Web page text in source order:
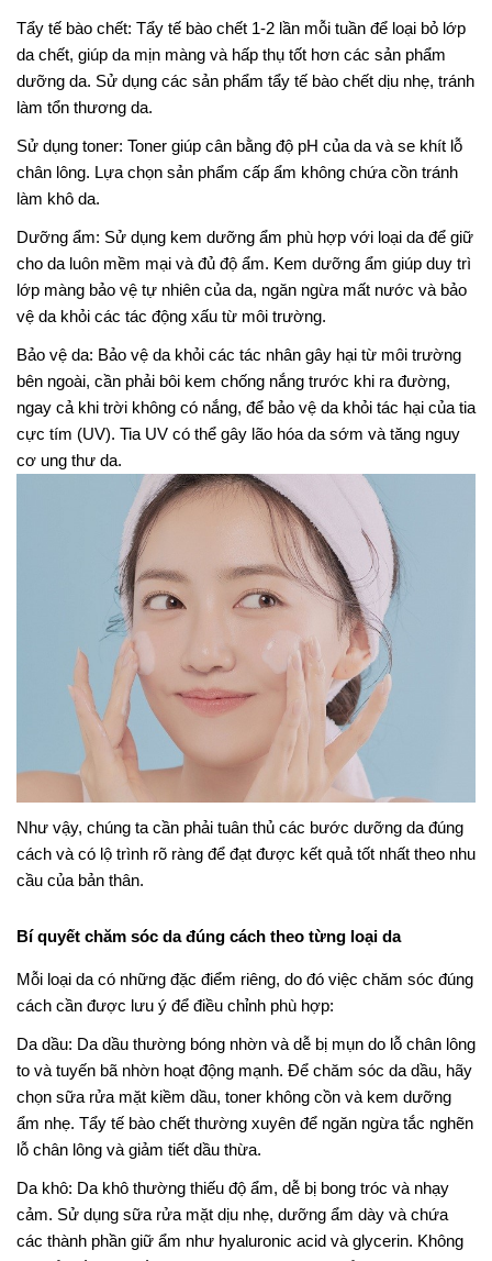
Tẩy tế bào chết: Tẩy tế bào chết 1-2 lần mỗi tuần để loại bỏ lớp
da chết, giúp da mịn màng và hấp thụ tốt hơn các sản phẩm
dưỡng da. Sử dụng các sản phẩm tẩy tế bào chết dịu nhẹ, tránh
làm tổn thương da.
Sử dụng toner: Toner giúp cân bằng độ pH của da và se khít lỗ
chân lông. Lựa chọn sản phẩm cấp ẩm không chứa cồn tránh
làm khô da.
Dưỡng ẩm: Sử dụng kem dưỡng ẩm phù hợp với loại da để giữ
cho da luôn mềm mại và đủ độ ẩm. Kem dưỡng ẩm giúp duy trì
lớp màng bảo vệ tự nhiên của da, ngăn ngừa mất nước và bảo
vệ da khỏi các tác động xấu từ môi trường.
Bảo vệ da: Bảo vệ da khỏi các tác nhân gây hại từ môi trường
bên ngoài, cần phải bôi kem chống nắng trước khi ra đường,
ngay cả khi trời không có nắng, để bảo vệ da khỏi tác hại của tia
cực tím (UV). Tia UV có thể gây lão hóa da sớm và tăng nguy
cơ ung thư da.
Như vậy, chúng ta cần phải tuân thủ các bước dưỡng da đúng
cách và có lộ trình rõ ràng để đạt được kết quả tốt nhất theo nhu
cầu của bản thân.
Bí quyết chăm sóc da đúng cách theo từng loại da
Mỗi loại da có những đặc điểm riêng, do đó việc chăm sóc đúng
cách cần được lưu ý để điều chỉnh phù hợp:
Da dầu: Da dầu thường bóng nhờn và dễ bị mụn do lỗ chân lông
to và tuyến bã nhờn hoạt động mạnh. Để chăm sóc da dầu, hãy
chọn sữa rửa mặt kiềm dầu, toner không cồn và kem dưỡng
ẩm nhẹ. Tẩy tế bào chết thường xuyên để ngăn ngừa tắc nghẽn
lỗ chân lông và giảm tiết dầu thừa.
Da khô: Da khô thường thiếu độ ẩm, dễ bị bong tróc và nhạy
cảm. Sử dụng sữa rửa mặt dịu nhẹ, dưỡng ẩm dày và chứa
các thành phần giữ ẩm như hyaluronic acid và glycerin. Không